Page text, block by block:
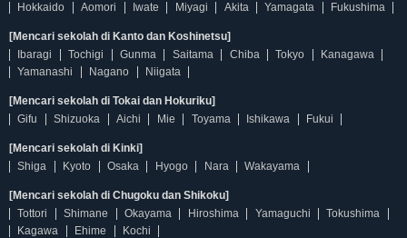
Hokkaido
Aomori Iwate Miyagi Akita Yamagata Fukushima
[Mencari sekolah di Kanto dan Koshinetsu]
Ibaragi
Tochigi Gunma Saitama Chiba Tokyo
Kanagawa
Yamanashi
Nagano Niigata
[Mencari sekolah di Tokai dan Hokuriku]
Gifu
Shizuoka Aichi Mie Toyama Ishikawa Fukui
[Mencari sekolah di Kinki]
Shiga
Kyoto Osaka Hyogo Nara Wakayama
[Mencari sekolah di Chugoku dan Shikoku]
Tottori
Shimane Okayama Hiroshima Yamaguchi
Tokushima
Kagawa
Ehime Kochi